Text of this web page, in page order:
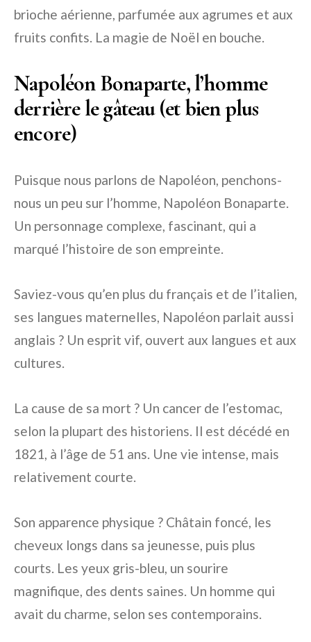
brioche aérienne, parfumée aux agrumes et aux
fruits confits. La magie de Noël en bouche.
Napoléon Bonaparte, l’homme
derrière le gâteau (et bien plus
encore)
Puisque nous parlons de Napoléon, penchons-
nous un peu sur l’homme, Napoléon Bonaparte.
Un personnage complexe, fascinant, qui a
marqué l’histoire de son empreinte.
Saviez-vous qu’en plus du français et de l’italien,
ses langues maternelles, Napoléon parlait aussi
anglais ? Un esprit vif, ouvert aux langues et aux
cultures.
La cause de sa mort ? Un cancer de l’estomac,
selon la plupart des historiens. Il est décédé en
1821, à l’âge de 51 ans. Une vie intense, mais
relativement courte.
Son apparence physique ? Châtain foncé, les
cheveux longs dans sa jeunesse, puis plus
courts. Les yeux gris-bleu, un sourire
magnifique, des dents saines. Un homme qui
avait du charme, selon ses contemporains.